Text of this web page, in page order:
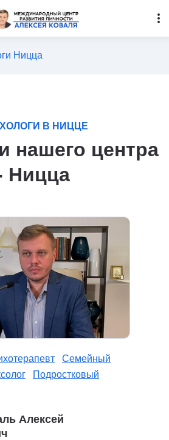
more_vert
Ницца
В НИЦЦЕ
нашего центра
Ницца
Семейный
Подростковый
Алексей